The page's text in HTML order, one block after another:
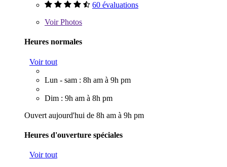
60 évaluations
VoirPhotos
Heures normales
Voir tout
Lun - sam : 8h am à 9h pm
Dim : 9h am à 8h pm
Ouvert aujourd'hui de 8h am à 9h pm
Heures d'ouverture spéciales
Voir tout